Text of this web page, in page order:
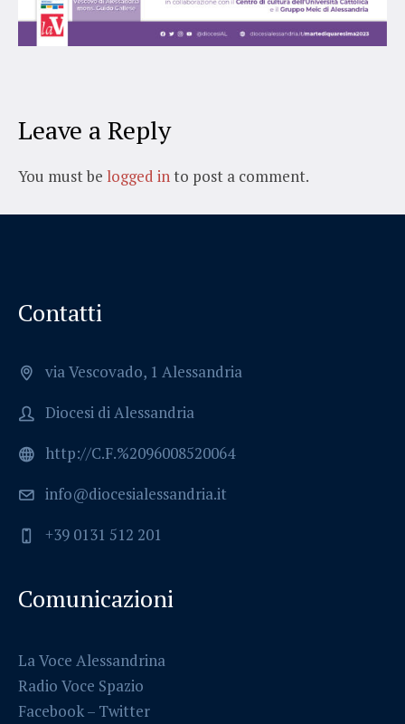
Leave a Reply
You must be logged in to post a comment.
Contatti
via Vescovado, 1 Alessandria
Diocesi di Alessandria
http://C.F.%2096008520064
info@diocesialessandria.it
+39 0131 512 201
Comunicazioni
La Voce Alessandrina
Radio Voce Spazio
Facebook– Twitter